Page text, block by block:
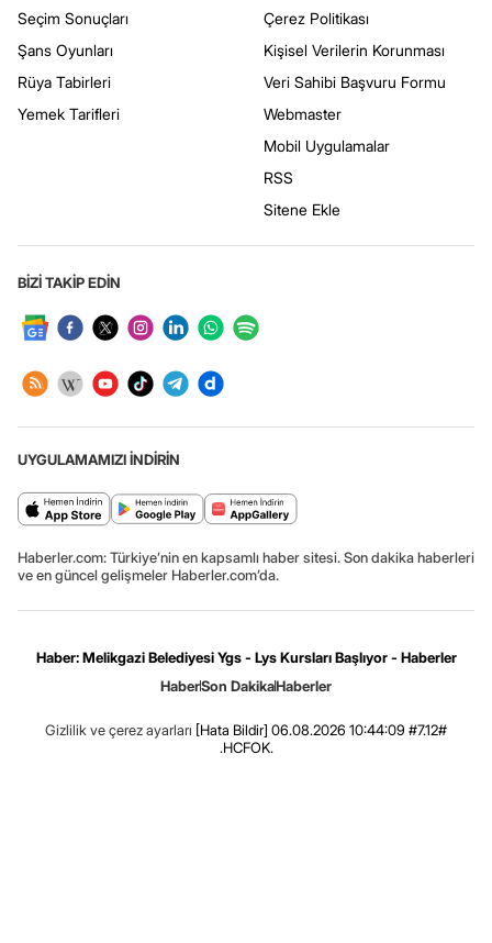
Seçim Sonuçları
Şans Oyunları
Rüya Tabirleri
Yemek Tarifleri
Çerez Politikası
Kişisel Verilerin Korunması
Veri Sahibi Başvuru Formu
Webmaster
Mobil Uygulamalar
RSS
Sitene Ekle
BİZİ TAKİP EDİN
UYGULAMAMIZI İNDİRİN
Haberler.com: Türkiye’nin en kapsamlı haber sitesi. Son dakika haberleri
ve en güncel gelişmeler Haberler.com’da.
Haber: Melikgazi Belediyesi Ygs - Lys Kursları Başlıyor - Haberler
HaberSon DakikaHaberler
Gizlilik ve çerez ayarları [Hata Bildir] 06.08.2026 10:44:09 #7.12#
.HCFOK.